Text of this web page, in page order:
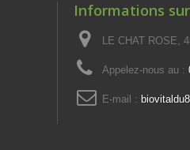
Informations
LE CHAT ROSE,
Appelez-nous au :
E-mail :